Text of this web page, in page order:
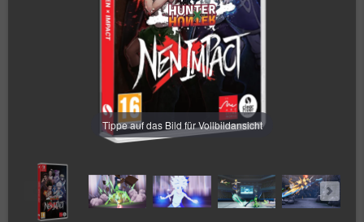
Tippe auf das Bild für Vollbildansicht